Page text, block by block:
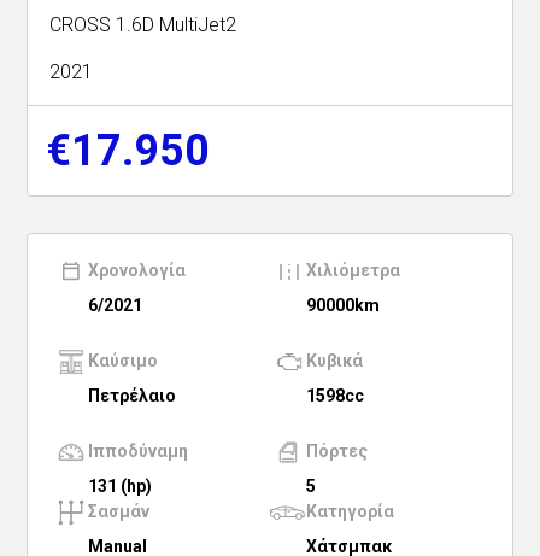
Formula 1
WRC
Motorsport
Eco
Νέα
Τεχνολογία
Mobility
Σταθμοί φόρτισης
Classic
CROSS 1.6D MultiJet2
2021
€17.950
Χρονολογία
6/2021
Χιλιόμετρα
90000km
Καύσιμο
Πετρέλαιο
Κυβικά
1598cc
Ιπποδύναμη
131 (hp)
Πόρτες
5
Σασμάν
Manual
Κατηγορία
Χάτσμπακ